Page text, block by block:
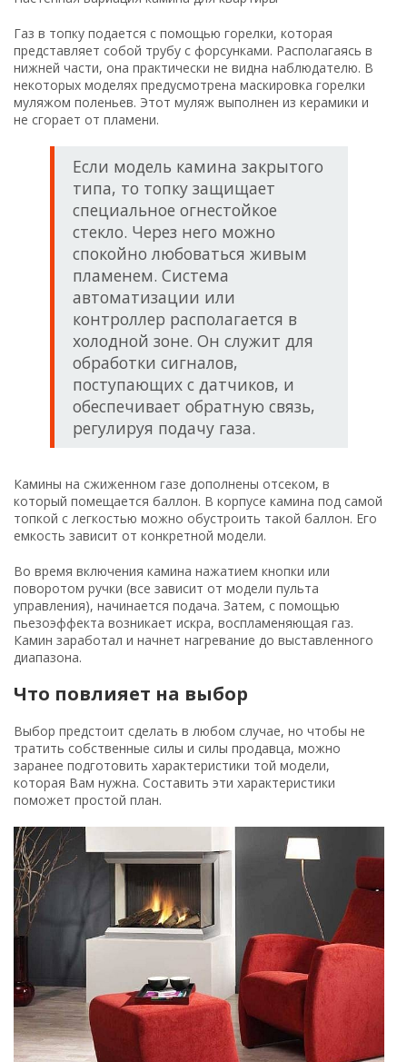
Газ в топку подается с помощью горелки, которая
представляет собой трубу с форсунками. Располагаясь в
нижней части, она практически не видна наблюдателю. В
некоторых моделях предусмотрена маскировка горелки
муляжом поленьев. Этот муляж выполнен из керамики и
не сгорает от пламени.
Если модель камина закрытого
типа, то топку защищает
специальное огнестойкое
стекло. Через него можно
спокойно любоваться живым
пламенем. Система
автоматизации или
контроллер располагается в
холодной зоне. Он служит для
обработки сигналов,
поступающих с датчиков, и
обеспечивает обратную связь,
регулируя подачу газа.
Камины на сжиженном газе дополнены отсеком, в
который помещается баллон. В корпусе камина под самой
топкой с легкостью можно обустроить такой баллон. Его
емкость зависит от конкретной модели.
Во время включения камина нажатием кнопки или
поворотом ручки (все зависит от модели пульта
управления), начинается подача. Затем, с помощью
пьезоэффекта возникает искра, воспламеняющая газ.
Камин заработал и начнет нагревание до выставленного
диапазона.
Что повлияет на выбор
Выбор предстоит сделать в любом случае, но чтобы не
тратить собственные силы и силы продавца, можно
заранее подготовить характеристики той модели,
которая Вам нужна. Составить эти характеристики
поможет простой план.